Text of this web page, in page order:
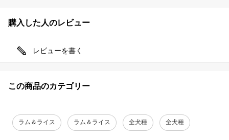
購入した人のレビュー
レビューを書く
この商品のカテゴリー
ラム＆ライス ラム＆ライス 全犬種 全犬種